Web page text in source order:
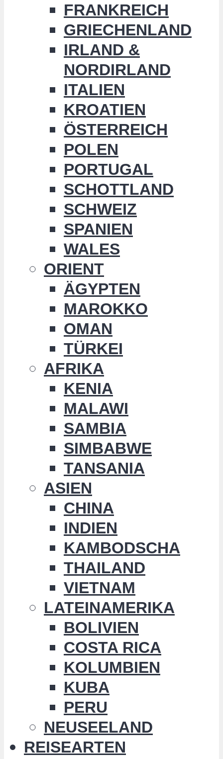
FRANKREICH
GRIECHENLAND
IRLAND &
NORDIRLAND
ITALIEN
KROATIEN
ÖSTERREICH
POLEN
PORTUGAL
SCHOTTLAND
SCHWEIZ
SPANIEN
WALES
ORIENT
ÄGYPTEN
MAROKKO
OMAN
TÜRKEI
AFRIKA
KENIA
MALAWI
SAMBIA
SIMBABWE
TANSANIA
ASIEN
CHINA
INDIEN
KAMBODSCHA
THAILAND
VIETNAM
LATEINAMERIKA
BOLIVIEN
COSTA RICA
KOLUMBIEN
KUBA
PERU
NEUSEELAND
REISEARTEN